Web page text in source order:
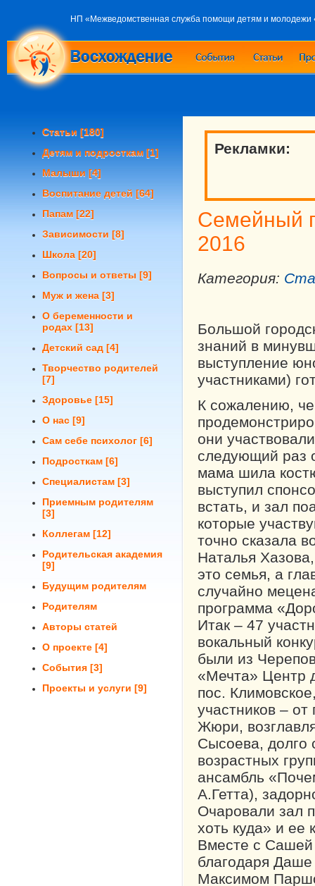
НП «Межведомственная служба помощи детям и молодежи
Статьи [180]
Детям и подросткам [1]
Малыши [4]
Воспитание детей [64]
Папам [22]
Зависимости [8]
Школа [20]
Вопросы и ответы [9]
Муж и жена [3]
О беременности и
родах [13]
Детский сад [4]
Творчество родителей
[7]
Здоровье [15]
О нас [9]
Сам себе психолог [6]
Подросткам [6]
Специалистам [3]
Приемным родителям
[3]
Коллегам [12]
Родительская академия
[9]
Будущим родителям
Родителям
Авторы статей
О проекте [4]
События [3]
Проекты и услуги [9]
Рекламки:
Семейный
2016
Категория:
Большой
знаний в
выступление
участниками)
К сожалению,
они
следующий раз
мама шила
выступил
встать, и зал
которые
точно сказала
Наталья
это семья, а
случайно
программа
Итак – 47
вокальный
были из
«Мечта» Центр
пос.
участников – от
Жюри,
Сысоева, долго
возрастных
ансамбль
А.Гетта),
Очаровали зал
хоть куда» и ее
Вместе с Сашей
благодаря
Максимом